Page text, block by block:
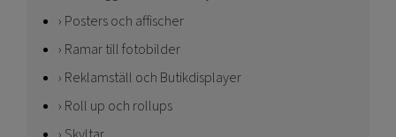
Posters och affischer
Ramar till fotobilder
Reklamställ och Butikdisplayer
Roll up och rollups